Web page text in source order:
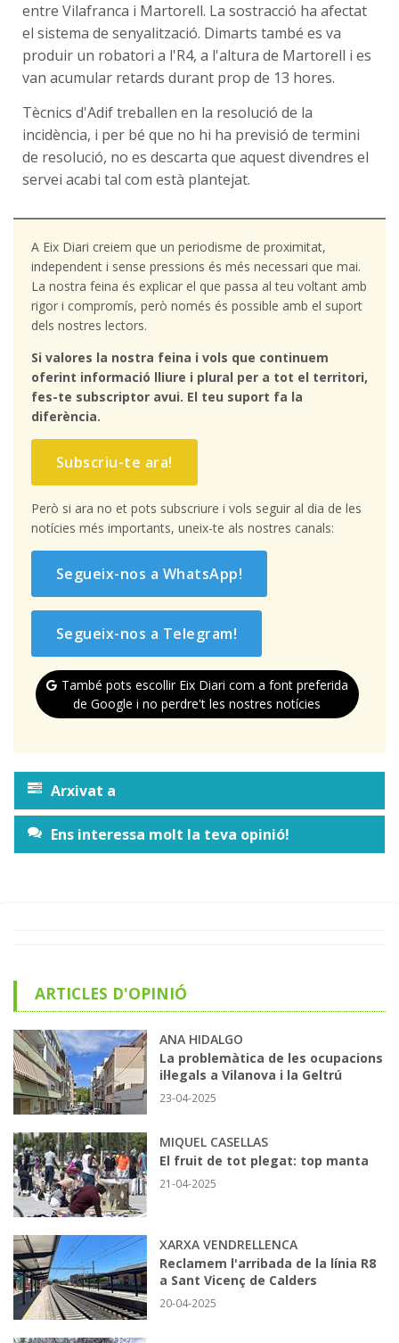
entre Vilafranca i Martorell. La sostracció ha afectat
el sistema de senyalització. Dimarts també es va
produir un robatori a l'R4, a l'altura de Martorell i es
van acumular retards durant prop de 13 hores.
Tècnics d'Adif treballen en la resolució de la
incidència, i per bé que no hi ha previsió de termini
de resolució, no es descarta que aquest divendres el
servei acabi tal com està plantejat.
A Eix Diari creiem que un periodisme de proximitat,
independent i sense pressions és més necessari que mai.
La nostra feina és explicar el que passa al teu voltant amb
rigor i compromís, però només és possible amb el suport
dels nostres lectors.
Si valores la nostra feina i vols que continuem
oferint informació lliure i plural per a tot el territori,
fes-te subscriptor avui. El teu suport fa la
diferència.
Subscriu-te ara!
Però si ara no et pots subscriure i vols seguir al dia de les
notícies més importants, uneix-te als nostres canals:
Segueix-nos a WhatsApp!
Segueix-nos a Telegram!
També pots escollir Eix Diari com a font preferida
de Google i no perdre't les nostres notícies
Arxivat a
Ens interessa molt la teva opinió!
ARTICLES D'OPINIÓ
ANA HIDALGO
La problemàtica de les ocupacions
il·legals a Vilanova i la Geltrú
23-04-2025
MIQUEL CASELLAS
El fruit de tot plegat: top manta
21-04-2025
XARXA VENDRELLENCA
Reclamem l'arribada de la línia R8
a Sant Vicenç de Calders
20-04-2025